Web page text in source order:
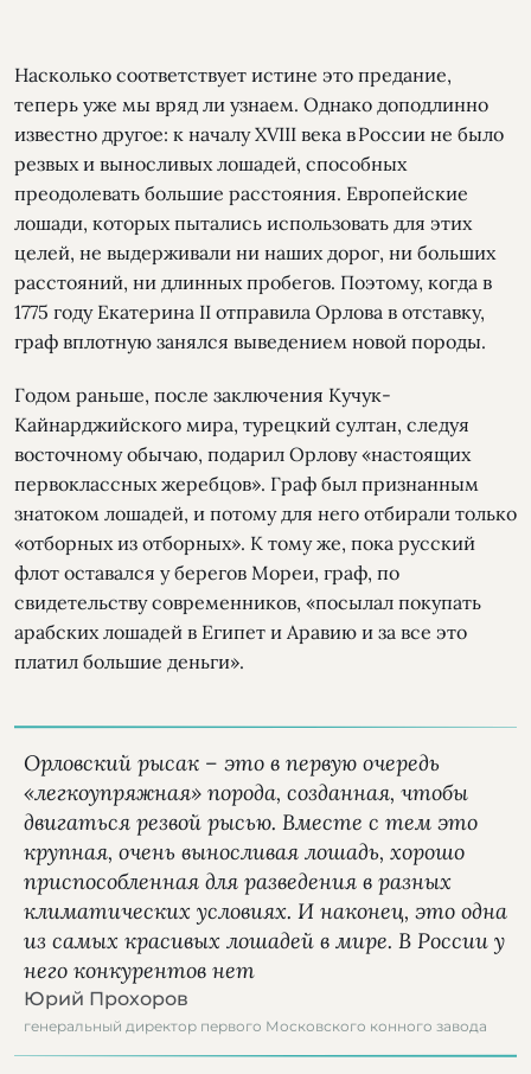
Насколько соответствует истине это предание,
теперь уже мы вряд ли узнаем. Однако доподлинно
известно другое: к началу XVIII века в России не было
резвых и выносливых лошадей, способных
преодолевать большие расстояния. Европейские
лошади, которых пытались использовать для этих
целей, не выдерживали ни наших дорог, ни больших
расстояний, ни длинных пробегов. Поэтому, когда в
1775 году Екатерина II отправила Орлова в отставку,
граф вплотную занялся выведением новой породы.
Годом раньше, после заключения Кучук-
Кайнарджийского мира, турецкий султан, следуя
восточному обычаю, подарил Орлову «настоящих
первоклассных жеребцов». Граф был признанным
знатоком лошадей, и потому для него отбирали только
«отборных из отборных». К тому же, пока русский
флот оставался у берегов Мореи, граф, по
свидетельству современников, «посылал покупать
арабских лошадей в Египет и Аравию и за все это
платил большие деньги».
Орловский рысак – это в первую очередь
«легкоупряжная» порода, созданная, чтобы
двигаться резвой рысью. Вместе с тем это
крупная, очень выносливая лошадь, хорошо
приспособленная для разведения в разных
климатических условиях. И наконец, это одна
из самых красивых лошадей в мире. В России у
него конкурентов нет
Юрий Прохоров
генеральный директор первого Московского конного завода